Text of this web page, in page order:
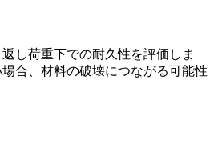
し荷重下での耐久性を評価しま
合、材料の破壊につながる可能性